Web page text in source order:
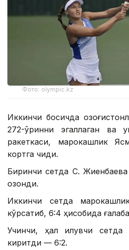
Фото: olympic.kz
Иккинчи босқичда
272-ўринни эгаллаган ва
ракеткаси, марокашлик
кортга чиқди.
Биринчи сетда С. Жиенбаева
қозонди.
Иккинчи сетда
кўрсатиб, 6:4 ҳисобида
Учинчи, ҳал қилувчи сетда
киритди — 6:2.